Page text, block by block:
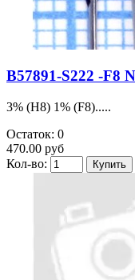
B57891-S222 -F8
3% (H8) 1% (F8).....
Остаток: 0
470.00 руб
Кол-во: